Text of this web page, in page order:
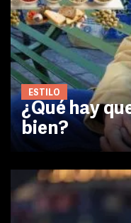
ESTILO
¿Qué hay
bien?